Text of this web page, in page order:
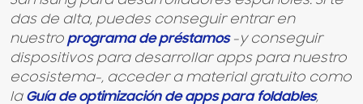
das de alta, puedes conseguir entrar en
nuestro programa de préstamos-y conseguir
dispositivos para desarrollar apps para nuestro
ecosistema-, acceder a material gratuito como
la Guía de optimización de apps para foldables,